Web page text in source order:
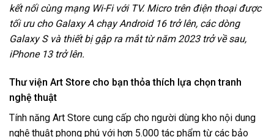
kết nối cùng mạng Wi-Fi với TV. Micro trên điện thoại được
tối ưu cho Galaxy A chạy Android 16 trở lên, các dòng
Galaxy S và thiết bị gập ra mắt từ năm 2023 trở về sau,
iPhone 13 trở lên.
Thư viện Art Store cho bạn thỏa thích lựa chọn tranh
nghệ thuật
Tính năng Art Store cung cấp cho người dùng kho nội dung
nghệ thuật phong phú với hơn 5.000 tác phẩm từ các bảo